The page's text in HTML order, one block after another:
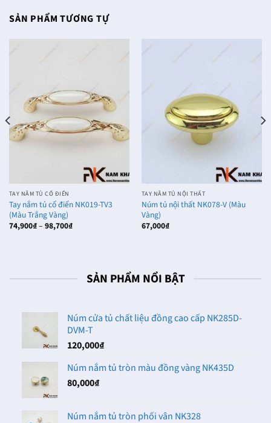
SẢN PHẨM TƯƠNG TỰ
TAY NẮM TỦ CỔ ĐIỂN
Tay nắm tủ cổ điển NK019-TV3
(Màu Trắng Vàng)
74,900₫– 98,700₫Khoảng
TAY NẮM TỦ NỘI THẤT
Núm tủ nội thất NK078-V (Màu
Vàng)
67,000₫
SẢN PHẨM NỔI BẬT
Núm cửa tủ chất liệu đồng cao cấp NK285D-
DVM-T
120,000₫
Núm nắm tủ tròn màu đồng vàng NK435D
80,000₫
Núm nắm tủ tròn phối vân NK328